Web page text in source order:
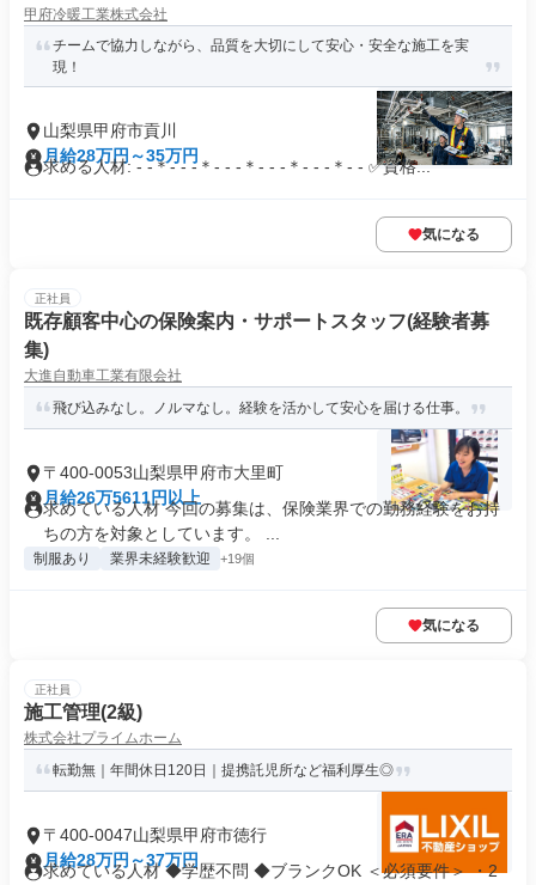
甲府冷暖工業株式会社
チームで協力しながら、品質を大切にして安心・安全な施工を実
現！
山梨県甲府市貢川
月給28万円～35万円
求める人材: - -＊- - -＊- - -＊- - -＊- - -＊- - ✅資格...
気になる
正社員
既存顧客中心の保険案内・サポートスタッフ(経験者募
集)
大進自動車工業有限会社
飛び込みなし。ノルマなし。経験を活かして安心を届ける仕事。
〒400-0053山梨県甲府市大里町
月給26万5611円以上
求めている人材 今回の募集は、保険業界での勤務経験をお持
ちの方を対象としています。 ...
制服あり 業界未経験歓迎 +19個
気になる
正社員
施工管理(2級)
株式会社プライムホーム
転勤無｜年間休日120日｜提携託児所など福利厚生◎
〒400-0047山梨県甲府市徳行
月給28万円～37万円
求めている人材 ◆学歴不問 ◆ブランクOK ＜必須要件＞ ・2